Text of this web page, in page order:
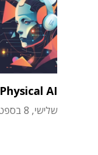
Physical AI
שלישי, 8 בספטמבר 2026